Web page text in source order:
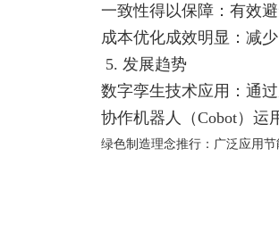
一致性得以保障：有效
成本优化成效明显：减
5. 发展趋势
数字孪生技术应用：通
协作机器人（Cobot）运
绿色制造理念推行：广泛应用节